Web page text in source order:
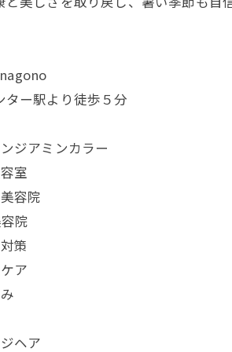
ター駅より徒歩５分
ジアミンカラー
室
容院
院
策
ア
ヘア